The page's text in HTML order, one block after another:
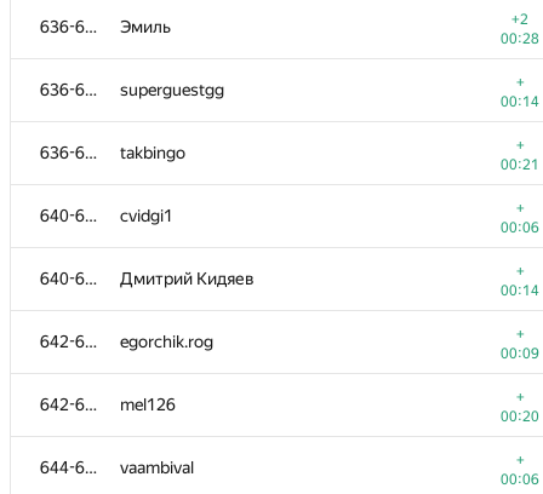
636-639 Эмиль
+2
00:28
636-639 superguestgg
+
00:14
636-639 takbingo
+
00:21
640-641 cvidgi1
+
00:06
640-641 Дмитрий Кидяев
+
00:14
642-643 egorchik.rog
+
00:09
642-643 mel126
+
00:20
644-645 vaambival
+
00:06
alimbekmurzin
+
01:16
00:20
gennadiydobretsov
00:39
Максим Е.
00:13
number183
00:22
625 Сергей
01:28
626 evzhuk0v
00:23
627 Михаил Абульфат
00:05